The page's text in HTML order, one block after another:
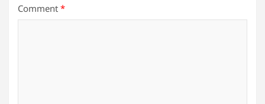
Comment *